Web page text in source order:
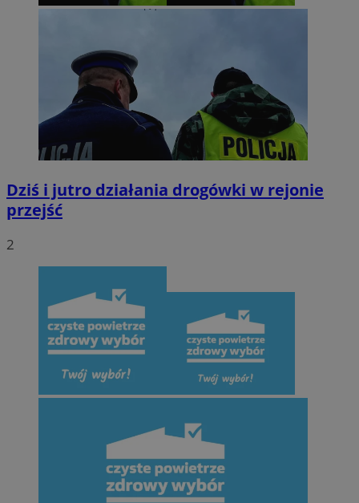
Dziś i jutro działania drogówki w rejonie
przejść
2